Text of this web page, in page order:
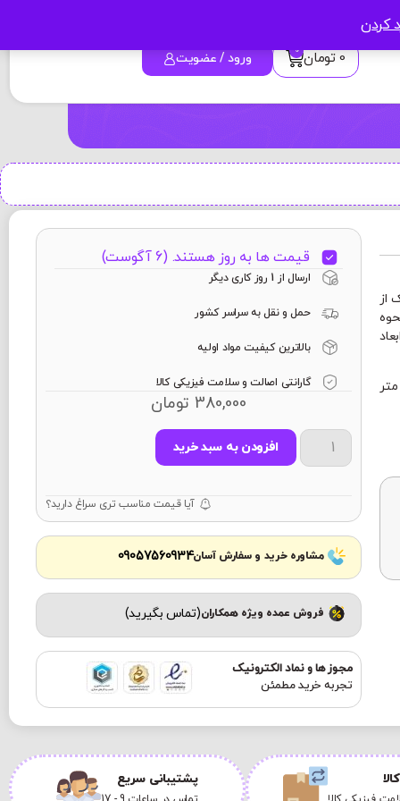
کردن
0 تومان 0 ورود / عضویت
از
ماگ 24 × 9/5 سانتی متر
قیمت ها به روز هستند. (6 آگوست)
ارسال از 1 روز کاری دیگر
حمل و نقل به سراسر کشور
بالاترین کیفیت مواد اولیه
گارانتی اصالت و سلامت فیزیکی کالا
380,000 تومان
افزودن به سبد خرید
آیا قیمت مناسب تری سراغ دارید؟
مشاوره خرید و سفارش آسان09057560934
فروش عمده ویژه همکاران(تماس بگیرید)
مجوز ها و نماد الکترونیک
تجربه خرید مطمئن
پشتیبانی سریع